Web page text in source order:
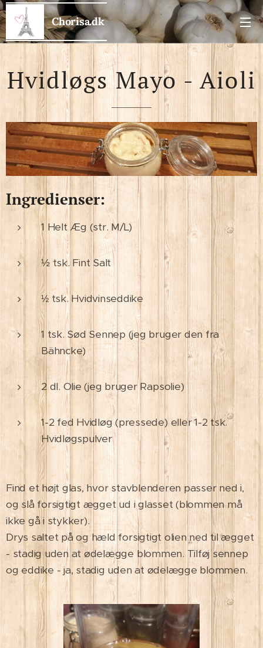
Chorisa.dk
Hvidløgs Mayo - Aioli
Ingredienser:
1 Helt Æg (str. M/L)
½ tsk. Fint Salt
½ tsk. Hvidvinseddike
1 tsk. Sød Sennep (jeg bruger den fra
Bähncke)
2 dl. Olie (jeg bruger Rapsolie)
1-2 fed Hvidløg (pressede) eller 1-2 tsk.
Hvidløgspulver
Find et højt glas, hvor stavblenderen passer ned i,
og slå forsigtigt ægget ud i glasset (blommen må
ikke gå i stykker).
Drys saltet på og hæld forsigtigt olien ned til ægget
- stadig uden at ødelægge blommen. Tilføj sennep
og eddike - ja, stadig uden at ødelægge blommen.